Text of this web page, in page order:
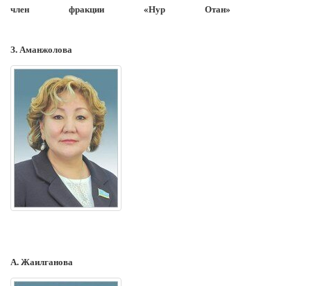
член фракции «Нур Отан»
З. Аманжолова
А. Жаилганова